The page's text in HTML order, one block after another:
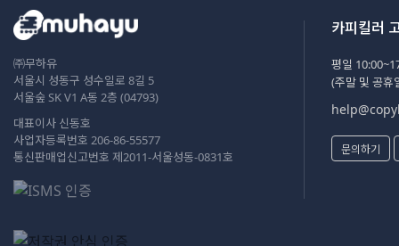
㈜무하유
서울시 성동구 성수일로 8길 5
서울숲 SK V1 A동 2층 (04793)
대표이사 신동호
사업자등록번호 206-86-55577
통신판매업신고번호 제2011-서울성동-0831호
카피킬러
평일
(주말 및 공휴
문의하기